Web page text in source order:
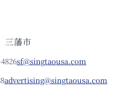
三藩市
sf@singtaousa.com
advertising@singtaousa.com